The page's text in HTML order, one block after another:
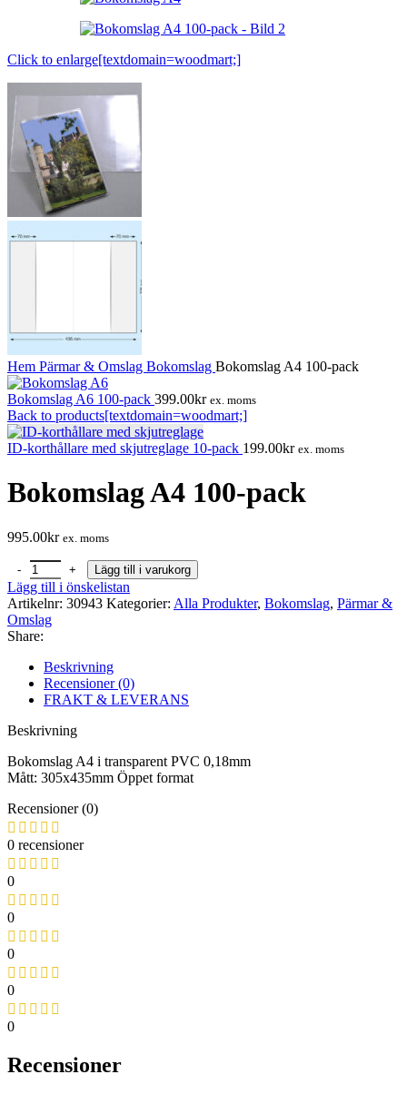
Click to enlarge[textdomain=woodmart;]
Hem Pärmar & Omslag Bokomslag Bokomslag A4 100-pack
Bokomslag A6 100-pack 399.00kr ex. moms
Back to products[textdomain=woodmart;]
ID-korthållare med skjutreglage 10-pack 199.00kr ex. moms
Bokomslag A4 100-pack
995.00kr ex. moms
Bokomslag A4 100-pack mängd
Lägg till i varukorg
Lägg till i önskelistan
Artikelnr: 30943 Kategorier: Alla Produkter, Bokomslag, Pärmar &
Omslag
Share:
Beskrivning
Recensioner (0)
FRAKT & LEVERANS
Beskrivning
Bokomslag A4 i transparent PVC 0,18mm
Mått: 305x435mm Öppet format
Recensioner (0)
0 recensioner
0
0
0
0
0
Recensioner